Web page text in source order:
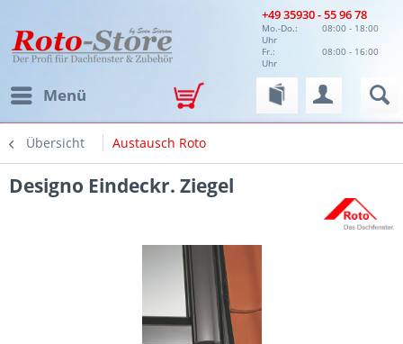
+49 35930 - 55 96 78
Mo.-Do.:
08:00 - 18:00
Uhr
Fr.:
08:00 - 16:00
Uhr
Menü
Übersicht Austausch Roto
Designo Eindeckr. Ziegel